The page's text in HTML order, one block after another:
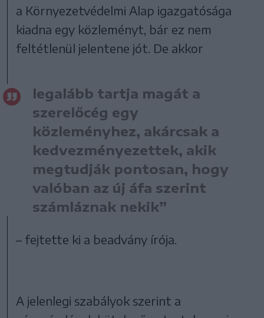
a Környezetvédelmi Alap igazgatósága
kiadna egy közleményt, bár ez nem
feltétlenül jelentene jót. De akkor
legalább tartja magát a
szerelőcég egy
közleményhez, akárcsak a
kedvezményezettek, akik
megtudják pontosan, hogy
valóban az új áfa szerint
számláznak nekik”
– fejtette ki a beadvány írója.
A jelenlegi szabályok szerint a